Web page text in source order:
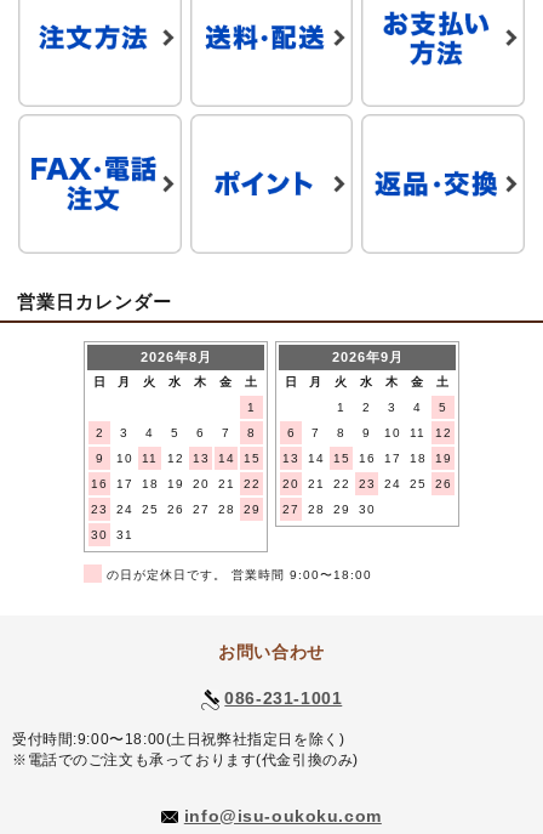
営業日カレンダー
2026年8月
日 月 火 水 木 金
土
1
2
3 4 5 6 7
8
9
10 11 12 13 14
15
16
17 18 19 20 21
22
23
24 25 26 27 28
29
30
31
2026年9月
日 月 火 水 木 金
土
1
2 3 4
5
6
7 8 9 10 11
12
13
14 15 16 17 18
19
20
21 22 23 24 25
26
27
28 29 30
の日が定休日です。 営業時間 9:00〜18:00
お問い合わせ
086-231-1001
受付時間:9:00〜18:00(土日祝弊社指定日を除く)
※電話でのご注文も承っております(代金引換のみ)
info@isu-oukoku.com